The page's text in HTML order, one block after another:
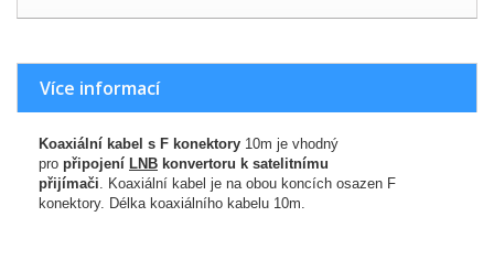
Více informací
Koaxiální kabel s F konektory 10m je vhodný
pro připojení LNB konvertoru k satelitnímu
přijímači. Koaxiální kabel je na obou koncích osazen F
konektory. Délka koaxiálního kabelu 10m.